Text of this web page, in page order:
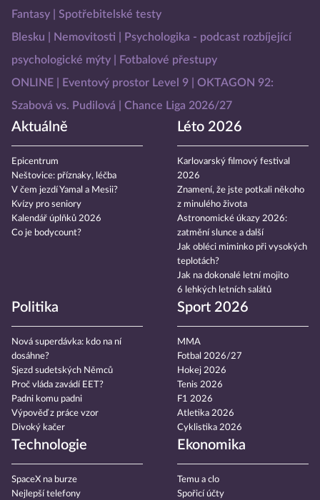
Fantasy
Spotřebitelské testy
Blesku
Nemovitosti
Psychologika - podcast rozbíjející
psychologické mýty
Fotbalové přestupy
ONLINE
Eventový prostor Level 9
OKTAGON 92:
Szabová vs. Pudilová
Chance Liga 2026/27
Aktuálně
Epicentrum
Neštovice: příznaky, léčba
V čem jezdí Yamal a Mesii?
Kvízy pro seniory
Kalendář úplňků 2026
Co je bodycount?
Léto 2026
Karlovarský filmový festival
2026
Znamení, že jste potkali někoho
z minulého života
Astronomické úkazy 2026:
zatmění slunce a další
Jak obléci miminko při vysokých
teplotách?
Jak na dokonalé letní mojito
6 lehkých letních salátů
Politika
Nová superdávka: kdo na ní
dosáhne?
Sjezd sudetských Němců
Proč vláda zavádí EET?
Padni komu padni
Výpověď z práce vzor
Divoký kačer
Sport 2026
MMA
Fotbal 2026/27
Hokej 2026
Tenis 2026
F1 2026
Atletika 2026
Cyklistika 2026
Technologie
SpaceX na burze
Nejlepší telefony
Ekonomika
Temu a clo
Spořicí účty